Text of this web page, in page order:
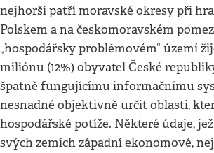
nejhorší patří moravské okresy při
Polskem a na českomoravském
„hospodářsky problémovém“ území
miliónu (12%) obyvatel České
špatně fungujícímu informačnímu
nesnadné objektivně určit oblasti,
hospodářské potíže. Některé údaje,
svých zemích západní ekonomové,